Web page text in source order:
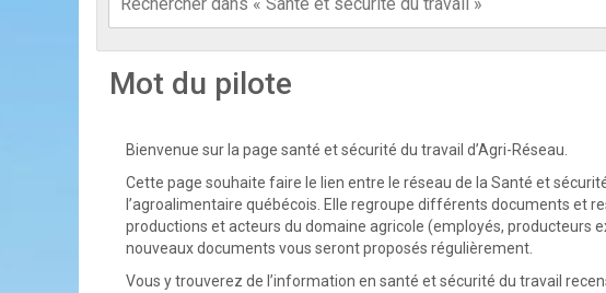
Mot du pilote
Bienvenue sur la page santé et sécurité du travail d’Agri-Réseau.
Cette page souhaite faire le lien entre le réseau de la Santé et
l’agroalimentaire québécois. Elle regroupe différents documents et
productions et acteurs du domaine agricole (employés, producteurs
nouveaux documents vous seront proposés régulièrement.
Vous y trouverez de l’information en santé et sécurité du travail